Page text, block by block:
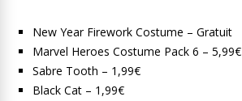
New Year Firework Costume – Gratuit
Marvel Heroes Costume Pack 6 – 5,99€
Sabre Tooth – 1,99€
Black Cat – 1,99€